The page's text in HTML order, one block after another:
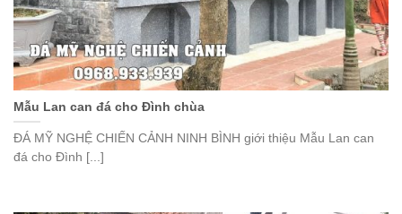
Mẫu Lan can đá cho Đình chùa
ĐÁ MỸ NGHỆ CHIẾN CẢNH NINH BÌNH giới thiệu Mẫu Lan can
đá cho Đình [...]